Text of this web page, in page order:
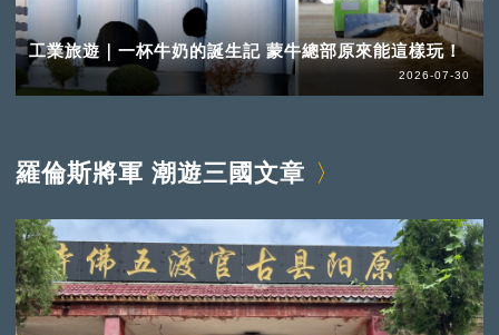
工業旅遊｜一杯牛奶的誕生記 蒙牛總部原來能這樣玩！
2026-07-30
羅倫斯將軍 潮遊三國文章